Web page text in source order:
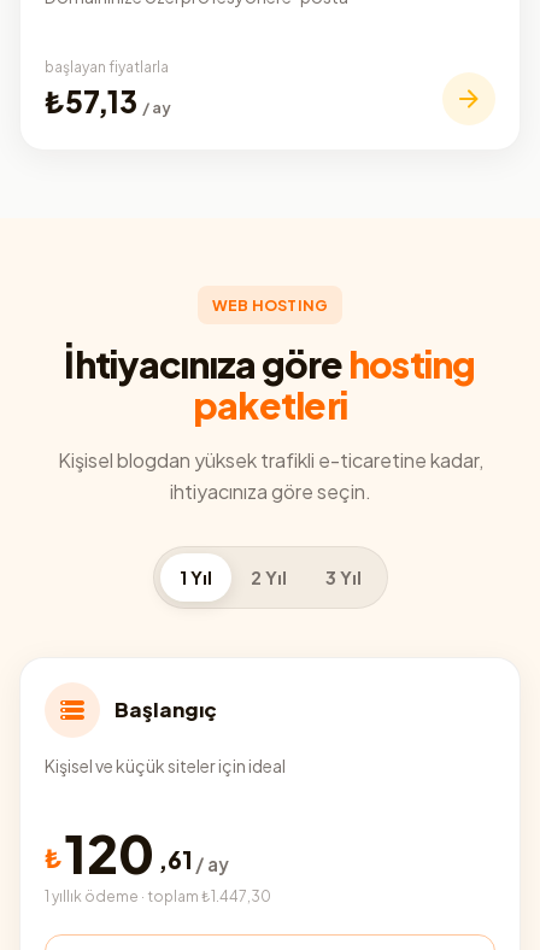
başlayan fiyatlarla
₺57,13 / ay
WEB HOSTING
İhtiyacınıza görehosting
paketleri
Kişisel blogdan yüksek trafikli e-ticaretine kadar,
ihtiyacınıza göre seçin.
1 Yıl 2 Yıl 3 Yıl
Başlangıç
Kişisel ve küçük siteler için ideal
₺120 ,61 / ay
1 yıllık ödeme · toplam ₺1.447,30